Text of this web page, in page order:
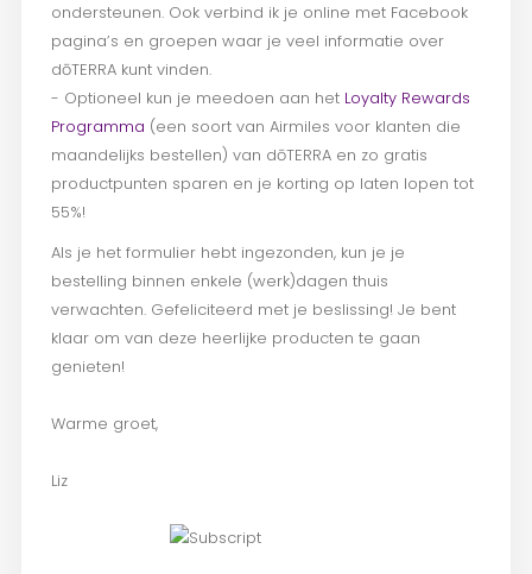
ondersteunen. Ook verbind ik je online met Facebook
pagina’s en groepen waar je veel informatie over
dōTERRA kunt vinden.
- Optioneel kun je meedoen aan het Loyalty Rewards
Programma (een soort van Airmiles voor klanten die
maandelijks bestellen) van dōTERRA en zo gratis
productpunten sparen en je korting op laten lopen tot
55%!
Als je het formulier hebt ingezonden, kun je je
bestelling binnen enkele (werk)dagen thuis
verwachten. Gefeliciteerd met je beslissing! Je bent
klaar om van deze heerlijke producten te gaan
genieten!
Warme groet,
Liz